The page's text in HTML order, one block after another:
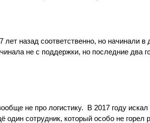
назад соответственно, но начинали
не с поддержки, но последние
не про логистику. В 2017 году
сотрудник, который особо не